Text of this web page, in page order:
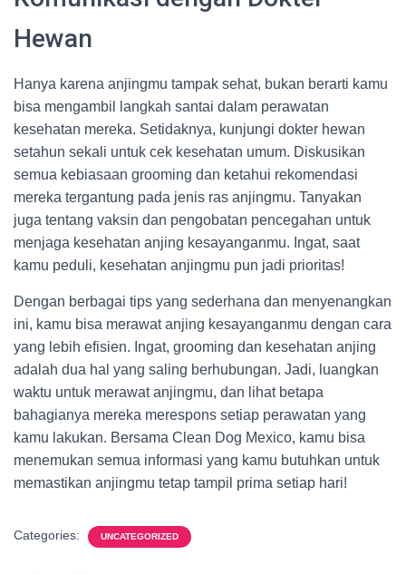
Hewan
Hanya karena anjingmu tampak sehat, bukan berarti kamu
bisa mengambil langkah santai dalam perawatan
kesehatan mereka. Setidaknya, kunjungi dokter hewan
setahun sekali untuk cek kesehatan umum. Diskusikan
semua kebiasaan grooming dan ketahui rekomendasi
mereka tergantung pada jenis ras anjingmu. Tanyakan
juga tentang vaksin dan pengobatan pencegahan untuk
menjaga kesehatan anjing kesayanganmu. Ingat, saat
kamu peduli, kesehatan anjingmu pun jadi prioritas!
Dengan berbagai tips yang sederhana dan menyenangkan
ini, kamu bisa merawat anjing kesayanganmu dengan cara
yang lebih efisien. Ingat, grooming dan kesehatan anjing
adalah dua hal yang saling berhubungan. Jadi, luangkan
waktu untuk merawat anjingmu, dan lihat betapa
bahagianya mereka merespons setiap perawatan yang
kamu lakukan. Bersama Clean Dog Mexico, kamu bisa
menemukan semua informasi yang kamu butuhkan untuk
memastikan anjingmu tetap tampil prima setiap hari!
Categories: UNCATEGORIZED